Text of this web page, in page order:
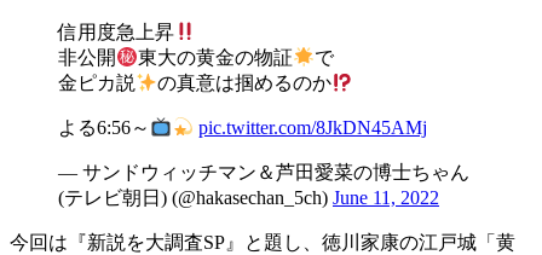
信用度急上昇
非公開
東大の黄金の物証
で
金ピカ説
の真意は掴めるのか
よる6:56～ pic.twitter.com/8JkDN45AMj
— サンドウィッチマン＆芦田愛菜の博士ちゃん
(テレビ朝日) (@hakasechan_5ch) June 11, 2022
今回は『新説を大調査SP』と題し、徳川家康の江戸城「黄